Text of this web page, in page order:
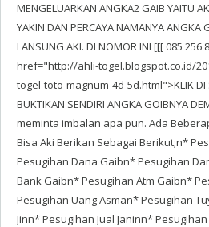
MENGELUARKAN ANGKA2 GAIB YAITU
YAKIN DAN PERCAYA NAMANYA ANGKA
LANSUNG AKI. DI NOMOR INI [[[ 085 256
href="http://ahli-togel.blogspot.co.id/
togel-toto-magnum-4d-5d.html">KLIK DI
BUKTIKAN SENDIRI ANGKA GOIBNYA
meminta imbalan apa pun. Ada
Bisa Aki Berikan Sebagai Berikut;n*
Pesugihan Dana Gaibn* Pesugihan
Bank Gaibn* Pesugihan Atm Gaibn*
Pesugihan Uang Asman* Pesugihan
Jinn* Pesugihan Jual Janinn*